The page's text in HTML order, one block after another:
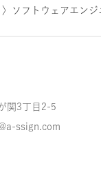
〉ソフトウェアエン
関3丁目2-5
ssign.com